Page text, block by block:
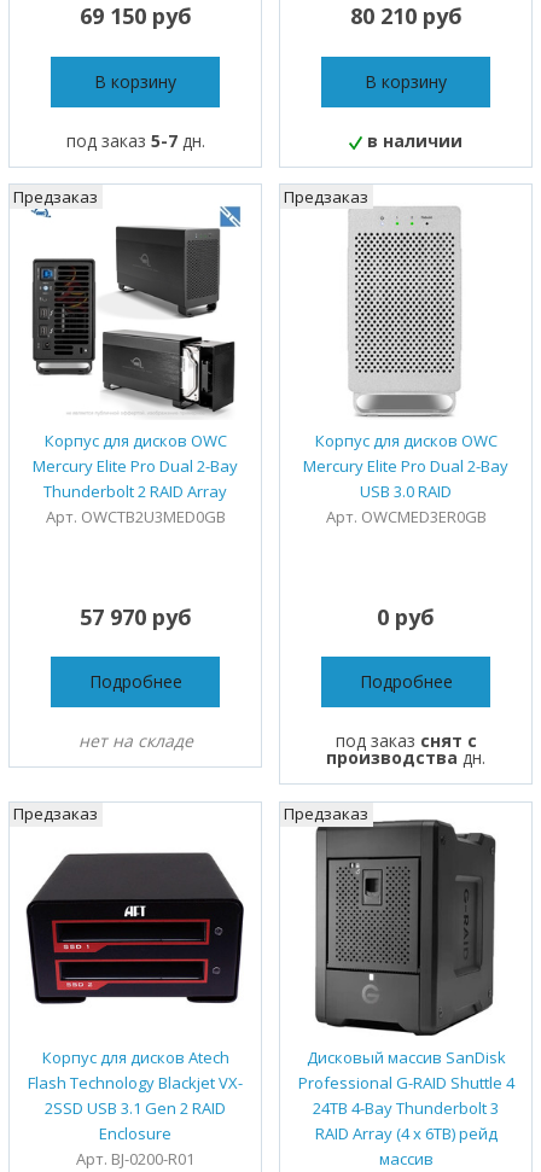
69 150 руб
В корзину
под заказ 5-7дн.
80 210 руб
В корзину
в наличии
Корпус для дисков OWC
Mercury Elite Pro Dual 2-Bay
Thunderbolt 2 RAID Array
Арт. OWCTB2U3MED0GB
Предзаказ
57 970 руб
Подробнее
нет на складе
Корпус для дисков OWC
Mercury Elite Pro Dual 2-Bay
USB 3.0 RAID
Арт. OWCMED3ER0GB
Предзаказ
0 руб
Подробнее
под заказ снят с
производства дн.
Корпус для дисков Atech
Flash Technology Blackjet VX-
2SSD USB 3.1 Gen 2 RAID
Enclosure
Арт. BJ-0200-R01
Предзаказ
Дисковый массив SanDisk
Professional G-RAID Shuttle 4
24TB 4-Bay Thunderbolt 3
RAID Array (4 x 6TB) рейд
массив
Предзаказ